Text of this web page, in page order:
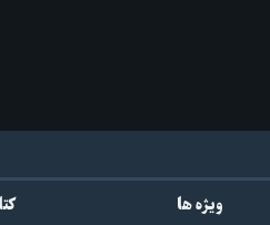
ویژه ها